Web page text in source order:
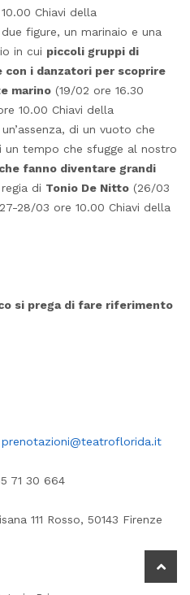
Chiavi della
figure, un marinaio e una
in cui piccoli gruppi di
i danzatori per scoprire
marino(19/02 ore 16.30
10.00 Chiavi della
di un vuoto che
un tempo che sfugge al nostro
fanno diventare grandi
di Tonio De Nitto(26/03
28/03 ore 10.00 Chiavi della
si prega di fare riferimento
prenotazioni@teatroflorida.it
71 30 664
111 Rosso, 50143 Firenze